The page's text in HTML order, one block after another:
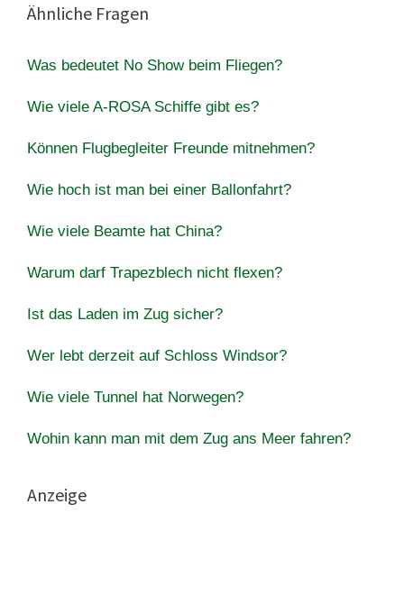
Ähnliche Fragen
Was bedeutet No Show beim Fliegen?
Wie viele A-ROSA Schiffe gibt es?
Können Flugbegleiter Freunde mitnehmen?
Wie hoch ist man bei einer Ballonfahrt?
Wie viele Beamte hat China?
Warum darf Trapezblech nicht flexen?
Ist das Laden im Zug sicher?
Wer lebt derzeit auf Schloss Windsor?
Wie viele Tunnel hat Norwegen?
Wohin kann man mit dem Zug ans Meer fahren?
Anzeige